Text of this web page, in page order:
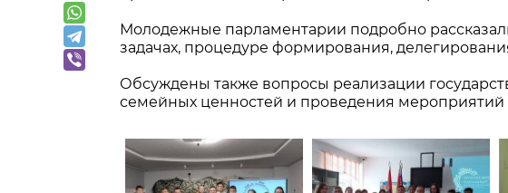
Молодежные парламентарии подробно
задачах, процедуре формирования,
Обсуждены также вопросы реализации
семейных ценностей и проведения мероприятий